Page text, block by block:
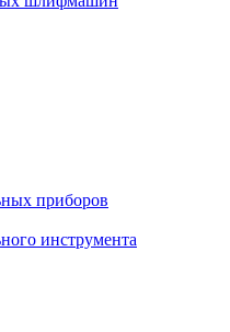
приборов
инструмента